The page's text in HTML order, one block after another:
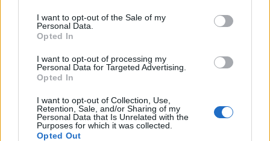
I want to opt-out of the Sale of my
Personal Data.
Opted In
I want to opt-out of processing my
Personal Data for Targeted Advertising.
Opted In
I want to opt-out of Collection, Use,
Retention, Sale, and/or Sharing of my
Personal Data that Is Unrelated with the
Purposes for which it was collected.
Opted Out
Rašyti komentarą
Jūsų vardas
Komentaras